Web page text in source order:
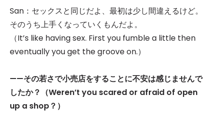
San：セックスと同じだよ、最初は少し間違えるけど。
そのうち上手くなっていくもんだよ。
（It’s like having sex. First you fumble a little then
eventually you get the groove on.）
——その若さで小売店をすることに不安は感じませんで
したか？（Weren’t you scared or afraid of open
up a shop？）